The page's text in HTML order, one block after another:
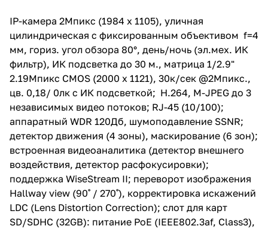
детектор движения (4 зоны),
маскирование (6 зон);
встроенная видеоаналитика
(детектор внешнего
воздействия, детектор
расфокусировки); поддержка
WiseStream II; переворот
изображения Hallway view (90˚
/ 270˚), корректировка
искажений LDC (Lens Distortion
Correction); слот для карт
SD/SDHC (32GB): питание PoE
(IEEE802.3af, Class3),
потребление макс. 6.5W (PoE),
-30°C ~ +55°C, Ø58.6 x 182.0 мм,
вес 240 г.
IP-камера 2Мпикс (1984 x 1105), уличная
цилиндрическая с фиксированным объективом f=4
мм, гориз. угол обзора 80°, день/ночь (эл.мех. ИК
фильтр), ИК подсветка до 30 м., матрица 1/2.9"
2.19Mпикс CMOS (2000 x 1121), 30к/сек @2Mпикс.,
цв. 0,18/ 0лк с ИК подсветкой; H.264, M-JPEG до 3
независимых видео потоков; RJ-45 (10/100);
аппаратный WDR 120Дб, шумоподавление SSNR;
детектор движения (4 зоны), маскирование (6 зон);
встроенная видеоаналитика (детектор внешнего
воздействия, детектор расфокусировки);
поддержка WiseStream II; переворот изображения
Hallway view (90˚ / 270˚), корректировка искажений
LDC (Lens Distortion Correction); слот для карт
SD/SDHC (32GB): питание PoE (IEEE802.3af, Class3),